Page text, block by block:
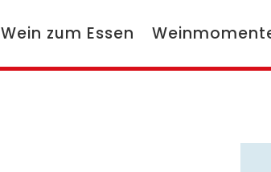
Wein zum Essen